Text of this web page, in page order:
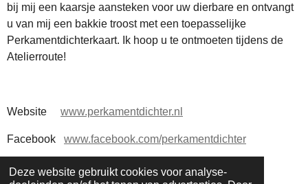
Deze website gebruikt cookies voor analyse-
bij mij een kaarsje aansteken voor uw dierbare en ontvangt
u van mij een bakkie troost met een toepasselijke
Perkamentdichterkaart. Ik hoop u te ontmoeten tijdens de
Atelierroute!
Website www.perkamentdichter.nl
Facebook www.facebook.com/perkamentdichter
Instagram www.instagram.com/perkamentdichter